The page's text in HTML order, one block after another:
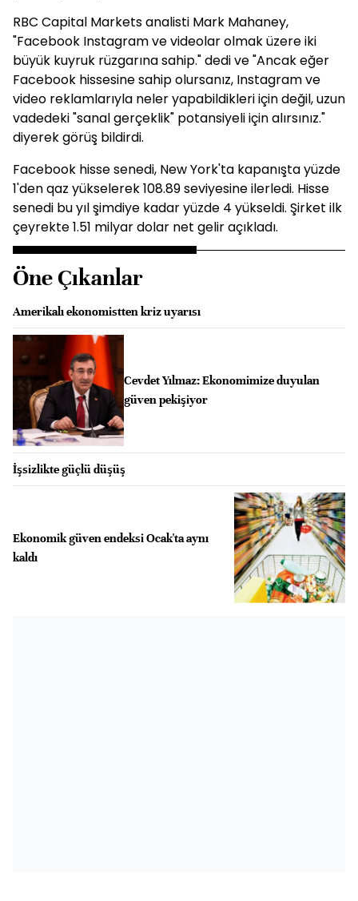
RBC Capital Markets analisti Mark Mahaney,
"Facebook Instagram ve videolar olmak üzere iki
büyük kuyruk rüzgarına sahip." dedi ve "Ancak eğer
Facebook hissesine sahip olursanız, Instagram ve
video reklamlarıyla neler yapabildikleri için değil, uzun
vadedeki "sanal gerçeklik" potansiyeli için alırsınız."
diyerek görüş bildirdi.
Facebook hisse senedi, New York'ta kapanışta yüzde
1'den qaz yükselerek 108.89 seviyesine ilerledi. Hisse
senedi bu yıl şimdiye kadar yüzde 4 yükseldi. Şirket ilk
çeyrekte 1.51 milyar dolar net gelir açıkladı.
Öne Çıkanlar
Amerikalı ekonomistten kriz uyarısı
Cevdet Yılmaz: Ekonomimize duyulan
güven pekişiyor
İşsizlikte güçlü düşüş
Ekonomik güven endeksi Ocak'ta aynı
kaldı